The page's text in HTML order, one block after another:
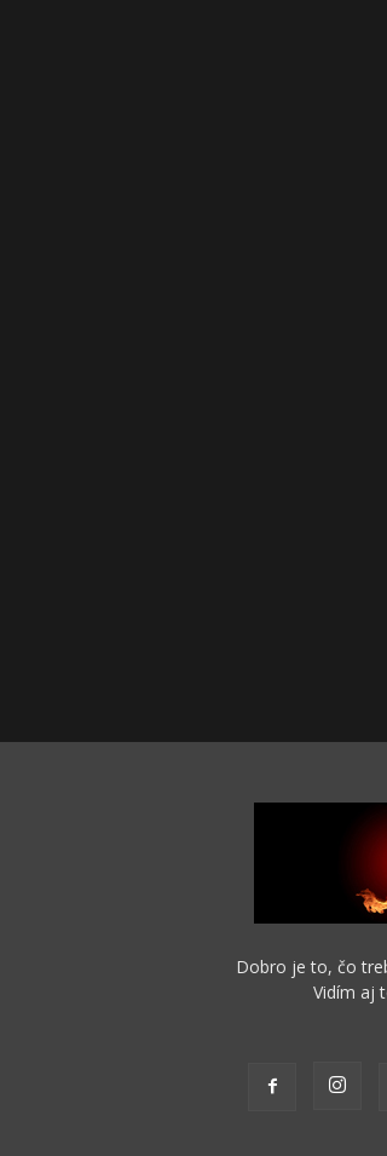
Dobro je to, čo
Vidím aj